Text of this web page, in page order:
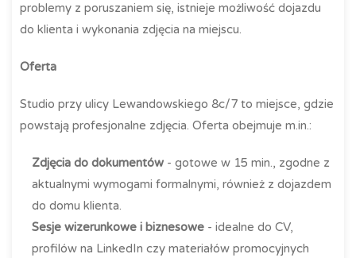
problemy z poruszaniem się, istnieje możliwość dojazdu
do klienta i wykonania zdjęcia na miejscu.
Oferta
Studio przy ulicy Lewandowskiego 8c/7 to miejsce, gdzie
powstają profesjonalne zdjęcia. Oferta obejmuje m.in.:
Zdjęcia do dokumentów - gotowe w 15 min., zgodne z
aktualnymi wymogami formalnymi, również z dojazdem
do domu klienta.
Sesje wizerunkowe i biznesowe - idealne do CV,
profilów na LinkedIn czy materiałów promocyjnych